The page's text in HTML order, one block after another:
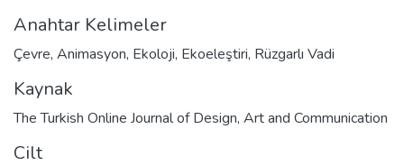
Anahtar Kelimeler
Çevre, Animasyon, Ekoloji, Ekoeleştiri, Rüzgarlı Vadi
Kaynak
The Turkish Online Journal of Design, Art and Communication
Cilt